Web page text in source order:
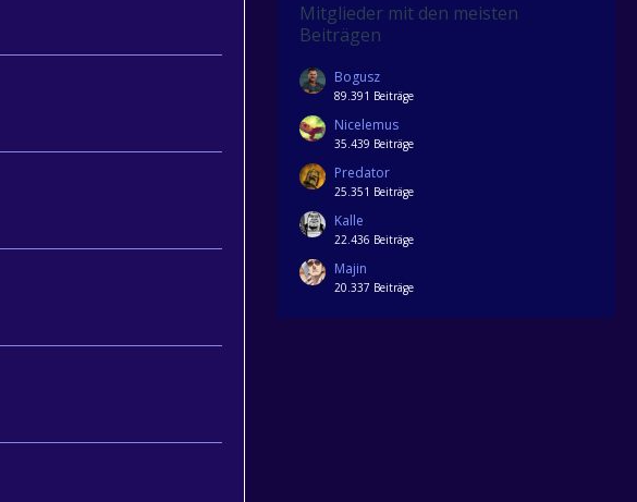
Mitglieder mit den meisten
Beiträgen
Bogusz
89.391 Beiträge
Nicelemus
35.439 Beiträge
Predator
25.351 Beiträge
Kalle
22.436 Beiträge
Majin
20.337 Beiträge